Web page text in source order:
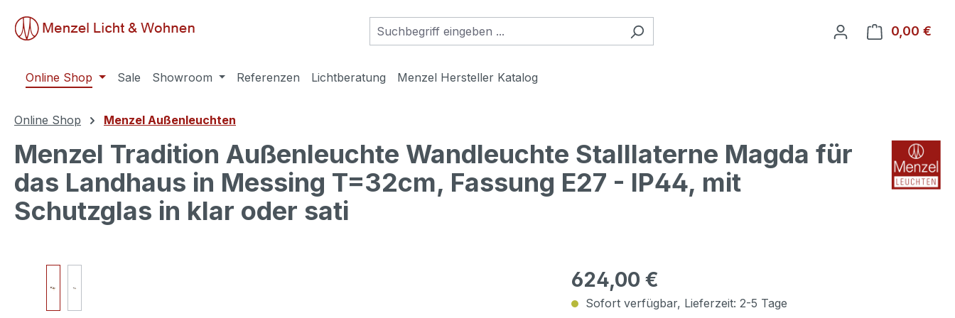
0,00 €
Online Shop Sale Showroom Referenzen Lichtberatung Menzel Hersteller Katalog
Online Shop Menzel Außenleuchten
Menzel Tradition Außenleuchte Wandleuchte Stalllaterne Magda für
das Landhaus in Messing T=32cm, Fassung E27 - IP44, mit
Schutzglas in klar oder sati
624,00 €
Sofort verfügbar, Lieferzeit: 2-5 Tage